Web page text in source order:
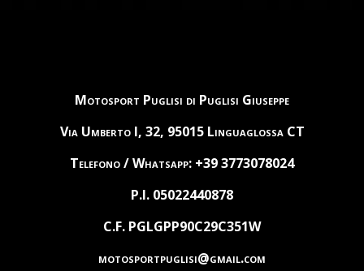
Motosport Puglisi di Puglisi Giuseppe
Via Umberto I, 32, 95015 Linguaglossa CT
Telefono / Whatsapp: +39 3773078024
P.I. 05022440878
C.F. PGLGPP90C29C351W
motosportpuglisi@gmail.com